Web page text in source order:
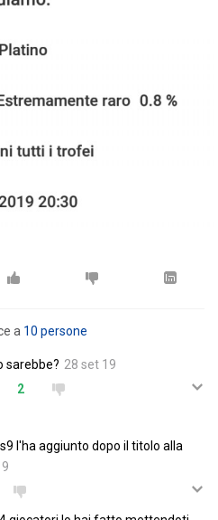
a 10 persone
sarebbe? 28 set 19
2
l'ha aggiunto dopo il titolo alla